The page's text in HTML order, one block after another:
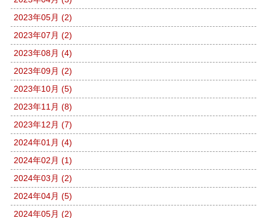
2023年05月 (2)
2023年07月 (2)
2023年08月 (4)
2023年09月 (2)
2023年10月 (5)
2023年11月 (8)
2023年12月 (7)
2024年01月 (4)
2024年02月 (1)
2024年03月 (2)
2024年04月 (5)
2024年05月 (2)